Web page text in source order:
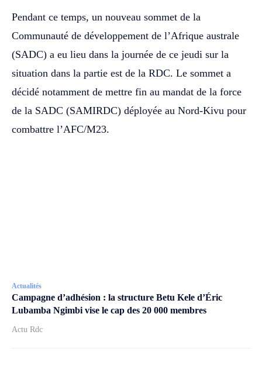
Pendant ce temps, un nouveau sommet de la
Communauté de développement de l’Afrique australe
(SADC) a eu lieu dans la journée de ce jeudi sur la
situation dans la partie est de la RDC. Le sommet a
décidé notamment de mettre fin au mandat de la force
de la SADC (SAMIRDC) déployée au Nord-Kivu pour
combattre l’AFC/M23.
Actualités
Campagne d’adhésion : la structure Betu Kele d’Éric
Lubamba Ngimbi vise le cap des 20 000 membres
Actu Rdc